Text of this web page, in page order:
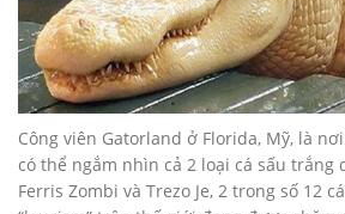
Công viên Gatorland ở Florida, Mỹ, là
có thể ngắm nhìn cả 2 loại cá sấu trắng
Ferris Zombi và Trezo Je, 2 trong số 12